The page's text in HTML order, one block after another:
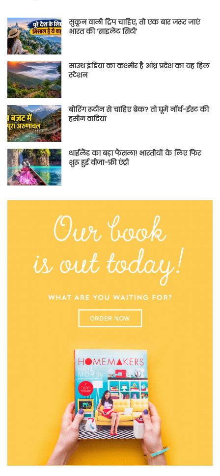
सुकून वाली ट्रिप चाहिए, तो एक बार जरूर जाएं
भारत की ‘साइलेंट सिटी’
साउथ इंडिया का कश्मीर है आंध्र प्रदेश का यह हिल
स्टेशन
बोरिंग रूटीन से चाहिए ब्रेक? तो घूमें नॉर्थ-ईस्ट की
हसीन वादियां
थाईलैंड का बड़ा फैसला! भारतीयों के लिए फिर
शुरू हुई वीजा-फ्री एंट्री